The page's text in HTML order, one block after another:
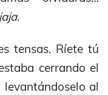
.
tensas. Ríete tú
cerrando el
al